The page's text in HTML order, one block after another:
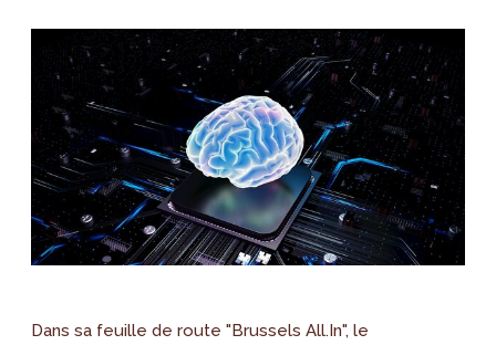
Dans sa feuille de route "Brussels All.In", le